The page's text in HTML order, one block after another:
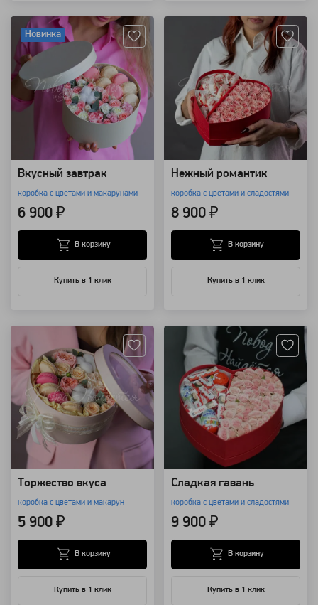
Новинка
Вкусный завтрак
коробка с цветами и макарунами
6 900 ₽
Купить в 1 клик
В корзину
Нежный романтик
коробка с цветами и сладостями
8 900 ₽
Купить в 1 клик
В корзину
Торжество вкуса
коробка с цветами и макарун
5 900 ₽
Купить в 1 клик
В корзину
Сладкая гавань
коробка с цветами и сладостями
9 900 ₽
Купить в 1 клик
В корзину